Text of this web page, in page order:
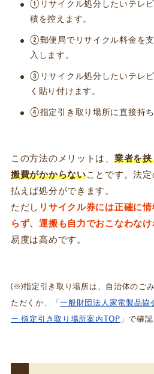
①リサイクル処分したいテレ
積を控えます。
②郵便局でリサイクル料金を
入します。
③リサイクル処分したいテレ
く貼り付けます。
④指定引き取り場所に直接持ち
この方法のメリットは、 業者を
搬費がかからないことです。法
払えば処分ができます。
ただし リサイクル券には正確に
らず、運搬も自力でおこなわな
易度は高めです。
(※)指定引き取り場所は、自治体のご
ただくか、「一般財団法人家電製品協
ー 指定引き取り場所案内TOP 」で確